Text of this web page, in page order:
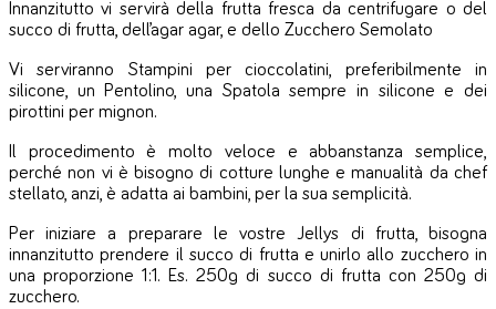
Innanzitutto vi servirà della frutta fresca da centrifugare o del
succo di frutta, dell’agar agar, e dello Zucchero Semolato
Vi serviranno Stampini per cioccolatini, preferibilmente in
silicone, un Pentolino, una Spatola sempre in silicone e dei
pirottini per mignon.
Il procedimento è molto veloce e abbanstanza semplice,
perché non vi è bisogno di cotture lunghe e manualità da chef
stellato, anzi, è adatta ai bambini, per la sua semplicità.
Per iniziare a preparare le vostre Jellys di frutta, bisogna
innanzitutto prendere il succo di frutta e unirlo allo zucchero in
una proporzione 1:1. Es. 250g di succo di frutta con 250g di
zucchero.